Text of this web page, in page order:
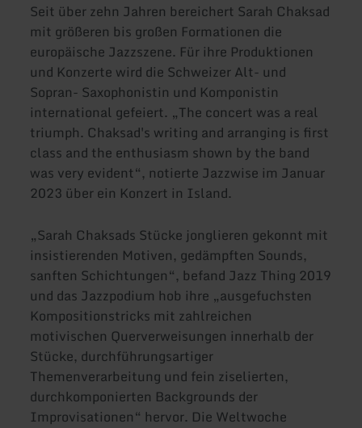
Seit über zehn Jahren bereichert Sarah Chaksad
mit größeren bis großen Formationen die
europäische Jazzszene. Für ihre Produktionen
und Konzerte wird die Schweizer Alt- und
Sopran- Saxophonistin und Komponistin
international gefeiert. „The concert was a real
triumph. Chaksad's writing and arranging is first
class and the enthusiasm shown by the band
was very evident“, notierte Jazzwise im Januar
2023 über ein Konzert in Island.
„Sarah Chaksads Stücke jonglieren gekonnt mit
insistierenden Motiven, gedämpften Sounds,
sanften Schichtungen“, befand Jazz Thing 2019
und das Jazzpodium hob ihre „ausgefuchsten
Kompositionstricks mit zahlreichen
motivischen Querverweisungen innerhalb der
Stücke, durchführungsartiger
Themenverarbeitung und fein ziselierten,
durchkomponierten Backgrounds der
Improvisationen“ hervor. Die Weltwoche